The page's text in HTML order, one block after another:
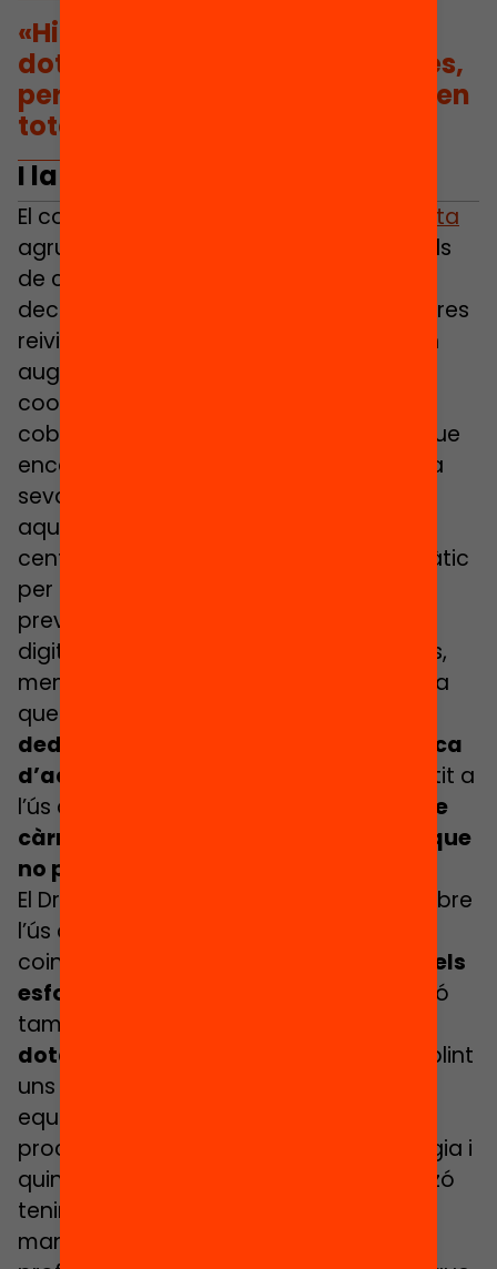
«Hi ha un gran esforç a enviar
dotació tecnològica als centres,
però potser hi ha desigualtats en
totes aquestes qüestions.»
I la gestió pedagògica?
El col·lectiu
Coordinadors Digitals en Lluita
agrupa des de fa dos anys professionals
de centres de tot Catalunya que es
declaren “a punt del col·lapse”. Entre altres
reivindicacions aquest grup reclama un
augment de les hores assignades a la
coordinació digital als centres i el
cobrament de formacions a docents que
encara no els han estat abonades. En la
seva
aquest col·lectiu també exigeix ​​que els
centres comptin amb un tècnic informàtic
per resoldre incidències. A més d’una
previsió i planificació més gran en la
digitalització dels centres. Sandra Vallès,
membre d’aquesta agrupació, assegura
que
dedicar-se més a la gestió pedagògica
d’aquesta tecnologia
. «Cal donar sentit a
l’ús que es fa d’aquests equips.
El nostre
càrrec hauria de ser més pedagògic que
no pas tècnic
El Dr.
, investigador sobre
l’ús de tecnologies digitals a l’educació,
coincideix en
la necessitat de centrar els
esforços
no només en el maquinari, sinó
també
dotar de contingut
. Per exemple, establint
uns objectius clars a l’hora d’invertir en
equips i una manera d’avaluar aquests
processos. “Què volem amb la tecnologia i
quin tipus d’ideari apliquem? Quin horitzó
tenim al centre en qüestió? I de quina
manera acompanyarem els directors,